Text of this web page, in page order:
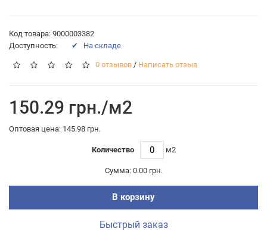
Код товара: 9000003382
Доступность:
✔ На складе
0 отзывов / Написать отзыв
150.29 грн./м2
Оптовая цена: 145.98 грн.
Количество м2
Сумма: 0.00 грн.
В корзину
Быстрый заказ